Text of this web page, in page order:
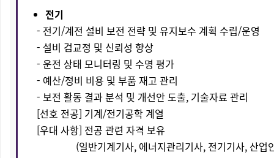
전기
- 전기/계전 설비 보전 전략 및 유지보수 계획 수립/운영
- 설비 검교정 및 신뢰성 향상
- 운전 상태 모니터링 및 수명 평가
- 예산/정비 비용 및 부품 재고 관리
- 보전 활동 결과 분석 및 개선안 도출, 기술자료 관리
[선호 전공] 기계/전기공학 계열
[우대 사항] 전공 관련 자격 보유
(일반기계기사, 에너지관리기사, 전기기사, 산업안